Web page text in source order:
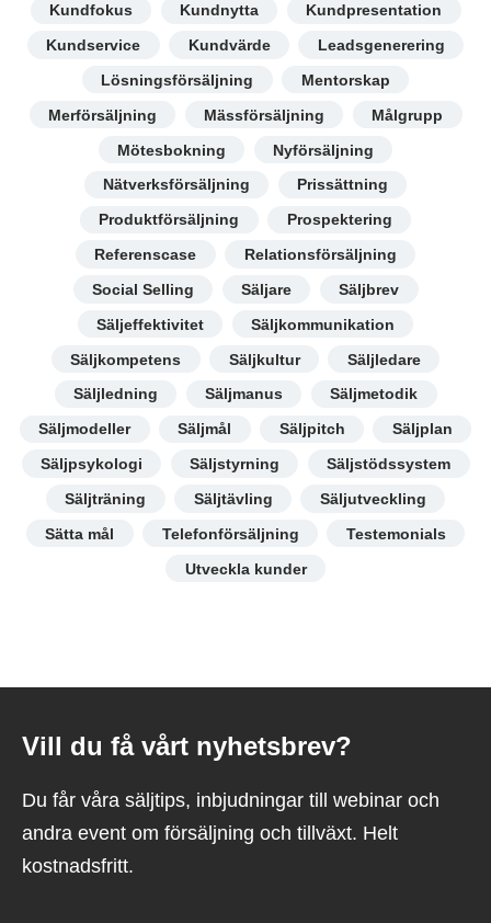
Kundfokus
Kundnytta
Kundpresentation
Kundservice
Kundvärde
Leadsgenerering
Lösningsförsäljning
Mentorskap
Merförsäljning
Mässförsäljning
Målgrupp
Mötesbokning
Nyförsäljning
Nätverksförsäljning
Prissättning
Produktförsäljning
Prospektering
Referenscase
Relationsförsäljning
Social Selling
Säljare
Säljbrev
Säljeffektivitet
Säljkommunikation
Säljkompetens
Säljkultur
Säljledare
Säljledning
Säljmanus
Säljmetodik
Säljmodeller
Säljmål Säljpitch
Säljplan
Säljpsykologi
Säljstyrning
Säljstödssystem
Säljträning
Säljtävling
Säljutveckling
Sätta mål
Telefonförsäljning
Testemonials
Utveckla kunder
Vill du få vårt nyhetsbrev?
Du får våra säljtips, inbjudningar till webinar och
andra event om försäljning och tillväxt. Helt
kostnadsfritt.